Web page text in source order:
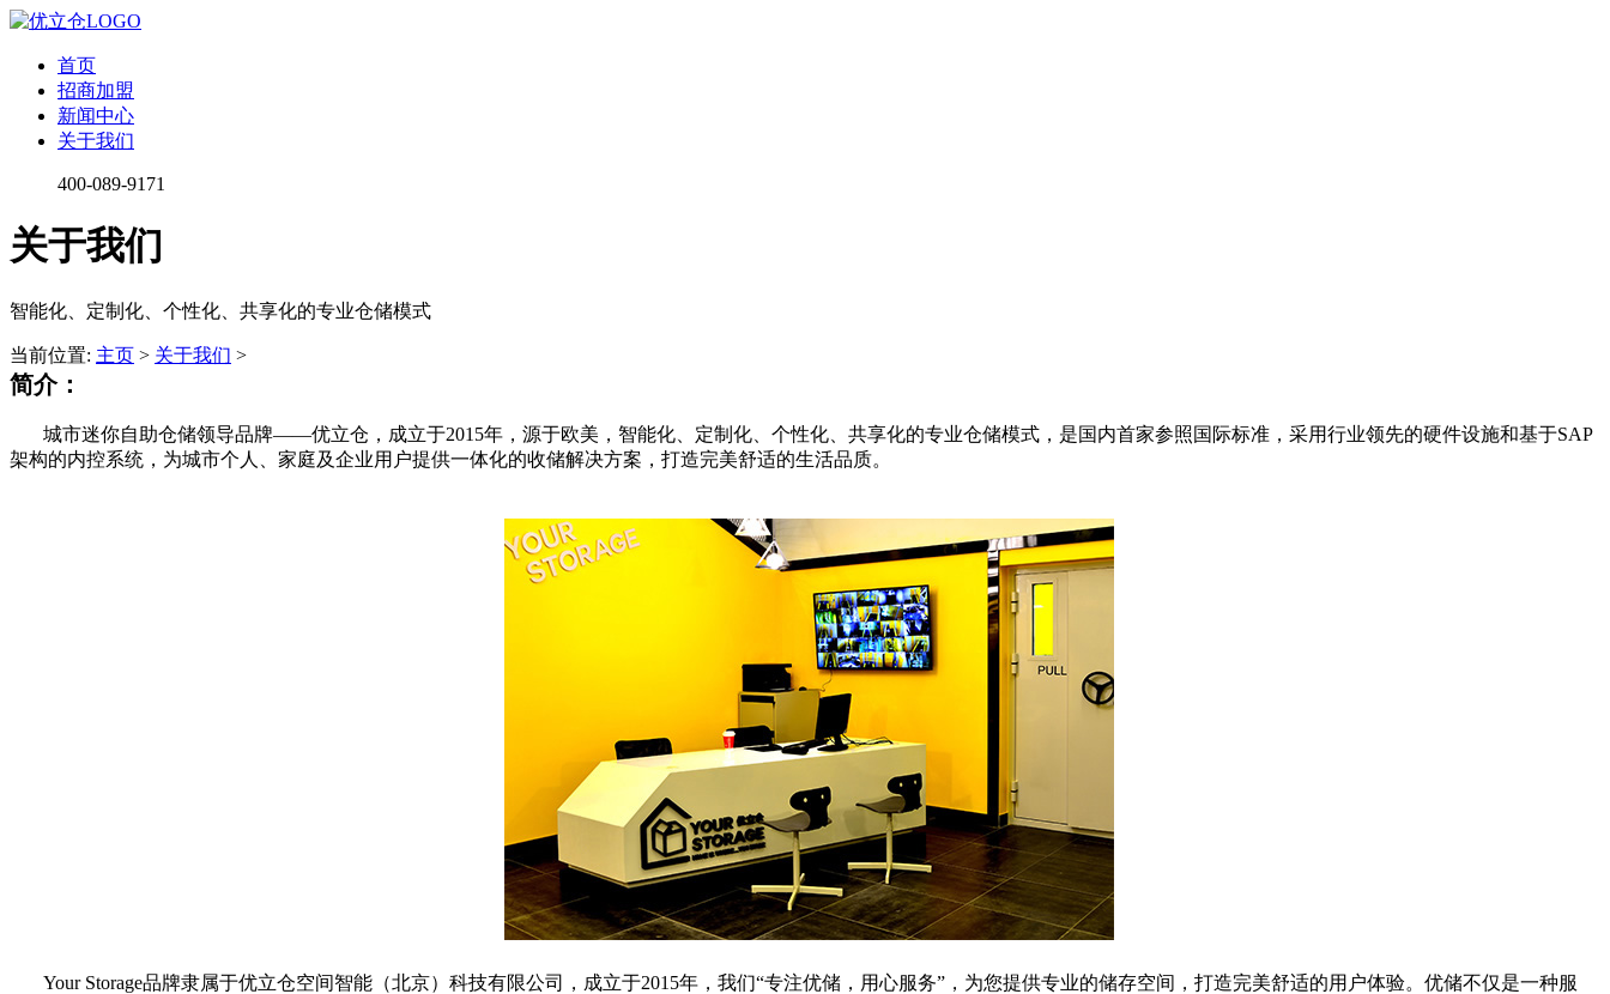
首页
招商加盟
新闻中心
关于我们
400-089-9171
关于我们
智能化、定制化、个性化、共享化的专业仓储模式
当前位置: 主页 > 关于我们 >
简介：
城市迷你自助仓储领导品牌——优立仓，成立于2015年，源于欧美，智能化、定制化、个性化、共享化的专业仓储模式，是国内首家参照国际标准，采用行业领先的硬件设施和基于SAP
架构的内控系统，为城市个人、家庭及企业用户提供一体化的收储解决方案，打造完美舒适的生活品质。
Your Storage品牌隶属于优立仓空间智能（北京）科技有限公司，成立于2015年，我们“专注优储，用心服务”，为您提供专业的储存空间，打造完美舒适的用户体验。优储不仅是一种服